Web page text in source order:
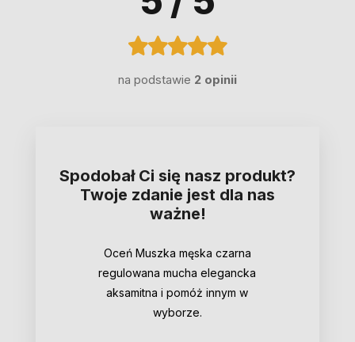
na podstawie 2 opinii
Spodobał Ci się nasz produkt?
Twoje zdanie jest dla nas
ważne!
Oceń Muszka męska czarna
regulowana mucha elegancka
aksamitna i pomóż innym w
wyborze.